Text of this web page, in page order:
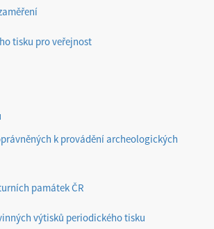
tisku pro veřejnost
k provádění archeologických
památek ČR
výtisků periodického tisku